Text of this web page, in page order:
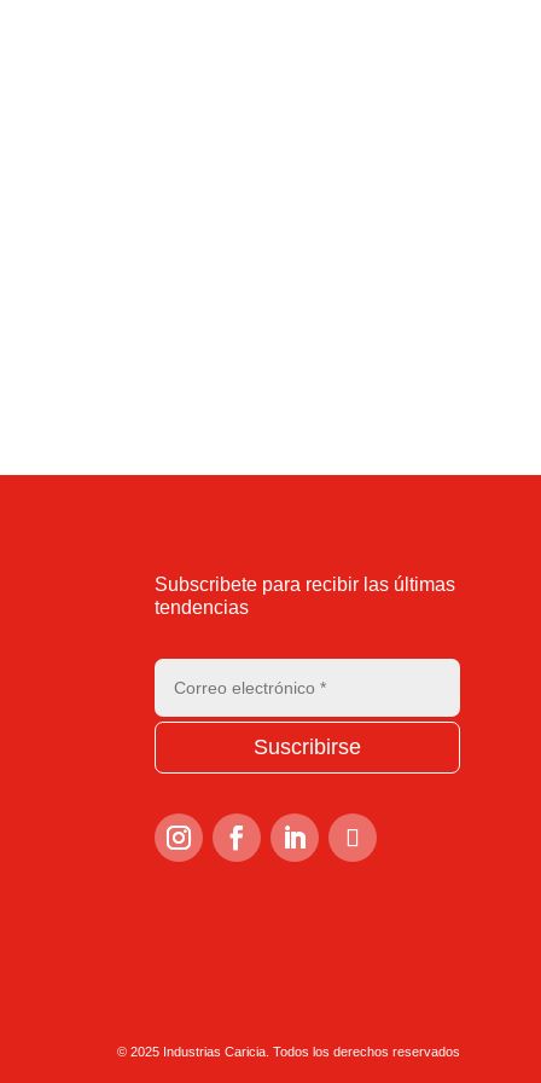
Subscribete para recibir las últimas
tendencias
Suscribirse
© 2025 Industrias Caricia. Todos los derechos reservados